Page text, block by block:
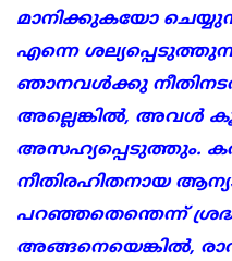
മാനിക്കുകയോ
എന്നെ
ഞാനവള്‍ക്കു
അല്ലെങ്കില്‍, അവള്‍
അസഹ്യപ്പെടുത്തും.
നീതിരഹിതനായ
പറഞ്ഞതെന്തെന്ന്
അങ്ങനെയെങ്കില്‍,